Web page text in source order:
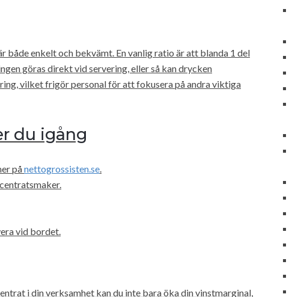
enkelt och bekvämt. En vanlig ratio är att blanda 1 del
göras direkt vid servering, eller så kan drycken
vilket frigör personal för att fokusera på andra viktiga
du igång
pånettogrossisten.se.
vid bordet.
i din verksamhet kan du inte bara öka din vinstmarginal,